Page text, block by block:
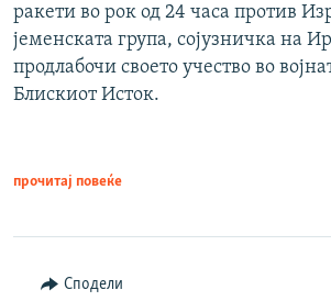
ракети во рок од 24 часа против
јеменската група, сојузничка на
продлабочи своето учество во
Блискиот Исток.
прочитај повеќе
Сподели